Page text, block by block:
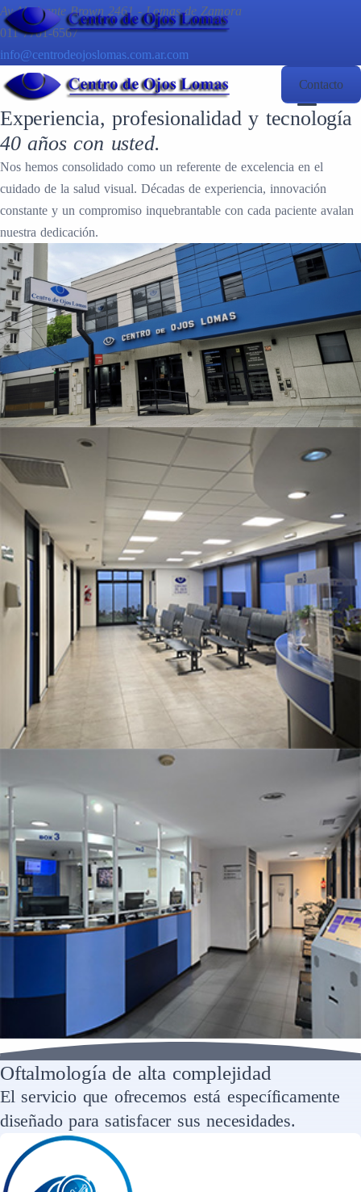
Av.Almirante Brown 2461 - Lomas de Zamora
011 7701-6567
info@centrodeojoslomas.com.ar.com
Contacto
Experiencia, profesionalidad y tecnología
40 años con usted.
Nos hemos consolidado como un referente de excelencia en el
cuidado de la salud visual. Décadas de experiencia, innovación
constante y un compromiso inquebrantable con cada paciente avalan
nuestra dedicación.
Oftalmología de alta complejidad
El servicio que ofrecemos está específicamente
diseñado para satisfacer sus necesidades.